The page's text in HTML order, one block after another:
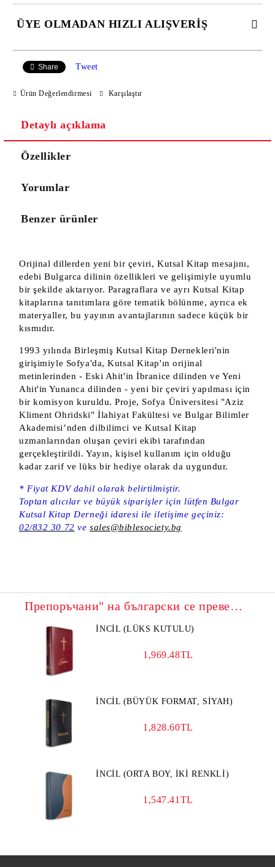
ÜYE OLMADAN HIZLI ALIŞVERİŞ
I agree to Privacy Policy
Gün içerisinde sizinle irtibata geçeceğiz.
Share Tweet
Ürün Değerlendirmesi Karşılaştır
Detaylı açıklama
Özellikler
Yorumlar
Benzer ürünler
Orijinal dillerden yeni bir çeviri, Kutsal Kitap mesajını,
edebi Bulgarca dilinin özellikleri ve gelişimiyle uyumlu
bir şekilde aktarıyor. Paragraflara ve ayrı Kutsal Kitap
kitaplarına tanıtımlara göre tematik bölünme, ayrıca ek
materyaller, bu yayının avantajlarının sadece küçük bir
kısmıdır.
1993 yılında Birleşmiş Kutsal Kitap Dernekleri'nin
girişimiyle Sofya'da, Kutsal Kitap'ın orijinal
metinlerinden - Eski Ahit'in İbranice dilinden ve Yeni
Ahit'in Yunanca dilinden - yeni bir çeviri yapılması için
bir komisyon kuruldu. Proje, Sofya Üniversitesi "Aziz
Kliment Ohridski" İlahiyat Fakültesi ve Bulgar Bilimler
Akademisi’nden dilbilimci ve Kutsal Kitap
uzmanlarından oluşan çeviri ekibi tarafından
gerçekleştirildi. Yayın, kişisel kullanım için olduğu
kadar zarif ve lüks bir hediye olarak da uygundur.
* Fiyat KDV dahil olarak belirtilmiştir.
Toptan alıcılar ve büyük siparişler için lütfen Bulgar
Kutsal Kitap Derneği idaresi ile iletişime geçiniz:
02/832 30 72 ve sales@biblesociety.bg
Препоръчани" на български се превежда на турски като "Önerilen".
İNCİL (LÜKS KUTULU)
1,969.48TL
İNCİL (BÜYÜK FORMAT, SİYAH)
1,828.60TL
İNCİL (ORTA BOY, İKİ RENKLİ)
1,547.41TL